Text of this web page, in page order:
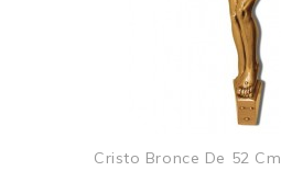
Cristo Bronce De 52 Cm